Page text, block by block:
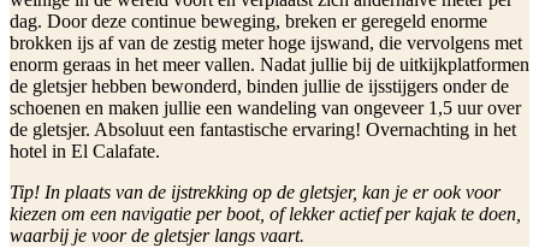
dag. Door deze continue beweging, breken er geregeld enorme
brokken ijs af van de zestig meter hoge ijswand, die vervolgens met
enorm geraas in het meer vallen. Nadat jullie bij de uitkijkplatformen
de gletsjer hebben bewonderd, binden jullie de ijsstijgers onder de
schoenen en maken jullie een wandeling van ongeveer 1,5 uur over
de gletsjer. Absoluut een fantastische ervaring! Overnachting in het
hotel in El Calafate.
Tip! In plaats van de ijstrekking op de gletsjer, kan je er ook voor
kiezen om een navigatie per boot, of lekker actief per kajak te doen,
waarbij je voor de gletsjer langs vaart.